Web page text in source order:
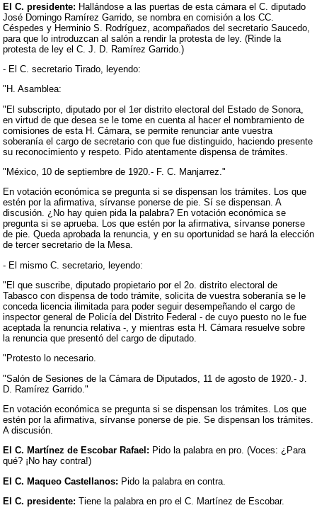
El C. presidente: Hallándose a las puertas de esta cámara el C. diputado
José Domingo Ramírez Garrido, se nombra en comisión a los CC.
Céspedes y Herminio S. Rodríguez, acompañados del secretario Saucedo,
para que lo introduzcan al salón a rendir la protesta de ley. (Rinde la
protesta de ley el C. J. D. Ramírez Garrido.)
- El C. secretario Tirado, leyendo:
"H. Asamblea:
"El subscripto, diputado por el 1er distrito electoral del Estado de Sonora,
en virtud de que desea se le tome en cuenta al hacer el nombramiento de
comisiones de esta H. Cámara, se permite renunciar ante vuestra
soberanía el cargo de secretario con que fue distinguido, haciendo presente
su reconocimiento y respeto. Pido atentamente dispensa de trámites.
"México, 10 de septiembre de 1920.- F. C. Manjarrez."
En votación económica se pregunta si se dispensan los trámites. Los que
estén por la afirmativa, sírvanse ponerse de pie. Sí se dispensan. A
discusión. ¿No hay quien pida la palabra? En votación económica se
pregunta si se aprueba. Los que estén por la afirmativa, sírvanse ponerse
de pie. Queda aprobada la renuncia, y en su oportunidad se hará la elección
de tercer secretario de la Mesa.
- El mismo C. secretario, leyendo:
"El que suscribe, diputado propietario por el 2o. distrito electoral de
Tabasco con dispensa de todo trámite, solicita de vuestra soberanía se le
conceda licencia ilimitada para poder seguir desempeñando el cargo de
inspector general de Policía del Distrito Federal - de cuyo puesto no le fue
aceptada la renuncia relativa -, y mientras esta H. Cámara resuelve sobre
la renuncia que presentó del cargo de diputado.
"Protesto lo necesario.
"Salón de Sesiones de la Cámara de Diputados, 11 de agosto de 1920.- J.
D. Ramírez Garrido."
En votación económica se pregunta si se dispensan los trámites. Los que
estén por la afirmativa, sírvanse ponerse de pie. Se dispensan los trámites.
A discusión.
El C. Martínez de Escobar Rafael: Pido la palabra en pro. (Voces: ¿Para
qué? ¡No hay contra!)
El C. Maqueo Castellanos: Pido la palabra en contra.
El C. presidente: Tiene la palabra en pro el C. Martínez de Escobar.